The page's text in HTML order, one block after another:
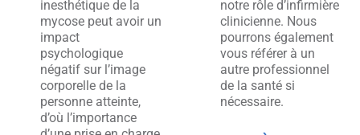
inesthétique de la
mycose peut avoir un
impact
psychologique
négatif sur l’image
corporelle de la
personne atteinte,
d’où l’importance
notre rôle d’infirmière
clinicienne. Nous
pourrons également
vous référer à un
autre professionnel
de la santé si
nécessaire.